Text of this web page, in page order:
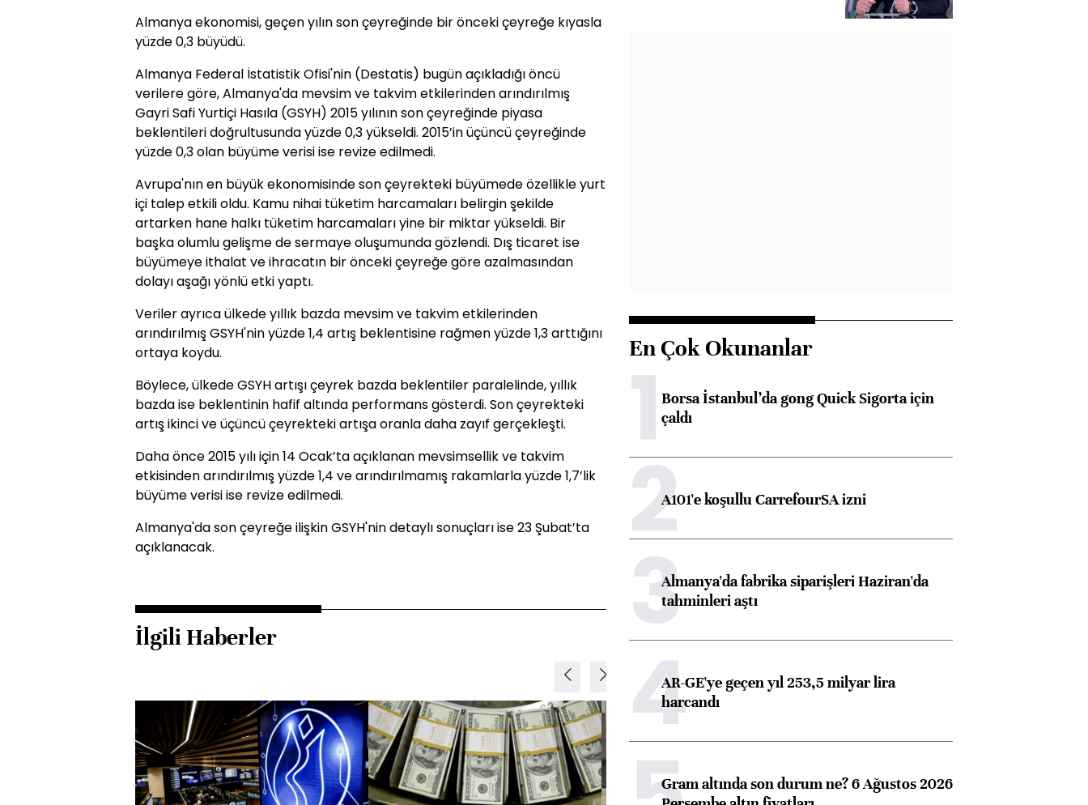
Almanya ekonomisi, geçen yılın son çeyreğinde bir önceki çeyreğe kıyasla
yüzde 0,3 büyüdü.
Almanya Federal İstatistik Ofisi'nin (Destatis) bugün açıkladığı öncü
verilere göre, Almanya'da mevsim ve takvim etkilerinden arındırılmış
Gayri Safi Yurtiçi Hasıla (GSYH) 2015 yılının son çeyreğinde piyasa
beklentileri doğrultusunda yüzde 0,3 yükseldi. 2015’in üçüncü çeyreğinde
yüzde 0,3 olan büyüme verisi ise revize edilmedi.
Avrupa'nın en büyük ekonomisinde son çeyrekteki büyümede özellikle yurt
içi talep etkili oldu. Kamu nihai tüketim harcamaları belirgin şekilde
artarken hane halkı tüketim harcamaları yine bir miktar yükseldi. Bir
başka olumlu gelişme de sermaye oluşumunda gözlendi. Dış ticaret ise
büyümeye ithalat ve ihracatın bir önceki çeyreğe göre azalmasından
dolayı aşağı yönlü etki yaptı.
Veriler ayrıca ülkede yıllık bazda mevsim ve takvim etkilerinden
arındırılmış GSYH'nin yüzde 1,4 artış beklentisine rağmen yüzde 1,3 arttığını
ortaya koydu.
Böylece, ülkede GSYH artışı çeyrek bazda beklentiler paralelinde, yıllık
bazda ise beklentinin hafif altında performans gösterdi. Son çeyrekteki
artış ikinci ve üçüncü çeyrekteki artışa oranla daha zayıf gerçekleşti.
Daha önce 2015 yılı için 14 Ocak’ta açıklanan mevsimsellik ve takvim
etkisinden arındırılmış yüzde 1,4 ve arındırılmamış rakamlarla yüzde 1,7’lik
büyüme verisi ise revize edilmedi.
Almanya'da son çeyreğe ilişkin GSYH'nin detaylı sonuçları ise 23 Şubat’ta
açıklanacak.
İlgili Haberler
konusunda Unicredit ile
En Çok Okunanlar
1Borsa İstanbul’da gong Quick Sigorta için
çaldı
2A101'e koşullu CarrefourSA izni
3Almanya'da fabrika siparişleri Haziran'da
tahminleri aştı
4AR-GE'ye geçen yıl 253,5 milyar lira
harcandı
Gram altında son durum ne? 6 Ağustos 2026